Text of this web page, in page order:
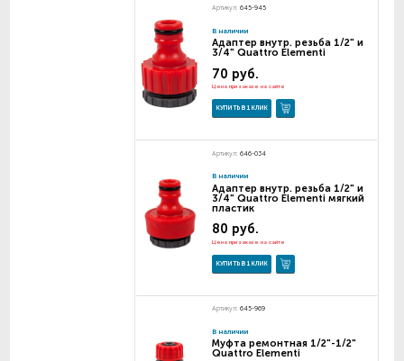
Артикул: 645-945
В наличии
Адаптер внутр. резьба 1/2" и
3/4" Quattro Elementi
70 руб.
Цена при заказе на сайте
КУПИТЬ В 1 КЛИК
Артикул: 646-034
В наличии
Адаптер внутр. резьба 1/2" и
3/4" Quattro Elementi мягкий
пластик
80 руб.
Цена при заказе на сайте
КУПИТЬ В 1 КЛИК
Артикул: 645-969
В наличии
Муфта ремонтная 1/2"-1/2"
Quattro Elementi